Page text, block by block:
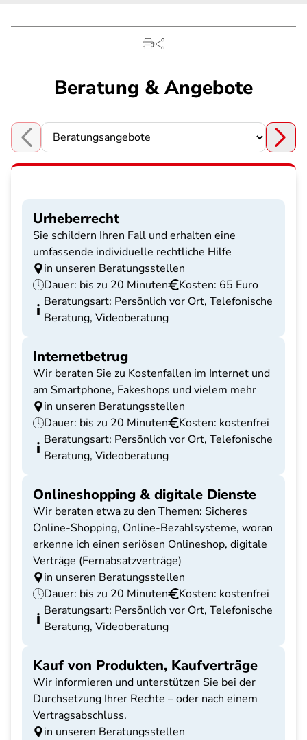
Beratung & Angebote
Choose a section
Urheberrecht
Sie schildern Ihren Fall und erhalten eine
umfassende individuelle rechtliche Hilfe
in unseren Beratungsstellen
Dauer: bis zu 20 Minuten
Kosten: 65 Euro
Beratungsart: Persönlich vor Ort, Telefonische
Beratung, Videoberatung
Internetbetrug
Wir beraten Sie zu Kostenfallen im Internet und
am Smartphone, Fakeshops und vielem mehr
in unseren Beratungsstellen
Dauer: bis zu 20 Minuten
Kosten: kostenfrei
Beratungsart: Persönlich vor Ort, Telefonische
Beratung, Videoberatung
Onlineshopping & digitale Dienste
Wir beraten etwa zu den Themen: Sicheres
Online-Shopping, Online-Bezahlsysteme, woran
erkenne ich einen seriösen Onlineshop, digitale
Verträge (Fernabsatzverträge)
in unseren Beratungsstellen
Dauer: bis zu 20 Minuten
Kosten: kostenfrei
Beratungsart: Persönlich vor Ort, Telefonische
Beratung, Videoberatung
Kauf von Produkten, Kaufverträge
Wir informieren und unterstützen Sie bei der
Durchsetzung Ihrer Rechte – oder nach einem
Vertragsabschluss.
in unseren Beratungsstellen